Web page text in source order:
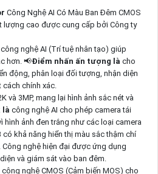
Công Nghệ AI Có Màu Ban Ðêm CMOS
lượng cao được cung cấp bởi Công ty
nghệ AI (Trí tuệ nhân tạo) giúp
hơn. 📢Điểm nhấn ấn tượng là cho
động, phân loại đối tượng, nhận diện
chính xác.
và 3MP, mang lại hình ảnh sắc nét và
là công nghệ AI cho phép camera tái
hình ảnh đen trắng như các loại camera
khả năng hiển thị màu sắc thậm chí
nghệ hiện đại được ứng dụng
và giám sát vào ban đêm.
nghệ CMOS (Cảm biến MOS) cho